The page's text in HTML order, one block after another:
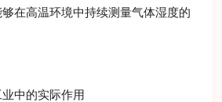
在高温环境中持续测量气体湿度的
中的实际作用